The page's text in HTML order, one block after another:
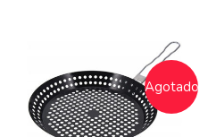
Agotado